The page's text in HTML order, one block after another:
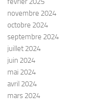
novembre 2024
octobre 2024
septembre 2024
juillet 2024
juin 2024
mai 2024
avril 2024
mars 2024